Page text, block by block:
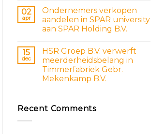
02
apr
Ondernemers verkopen
aandelen in SPAR university
aan SPAR Holding B.V.
15
dec
HSR Groep B.V. verwerft
meerderheidsbelang in
Timmerfabriek Gebr.
Mekenkamp B.V.
Recent Comments